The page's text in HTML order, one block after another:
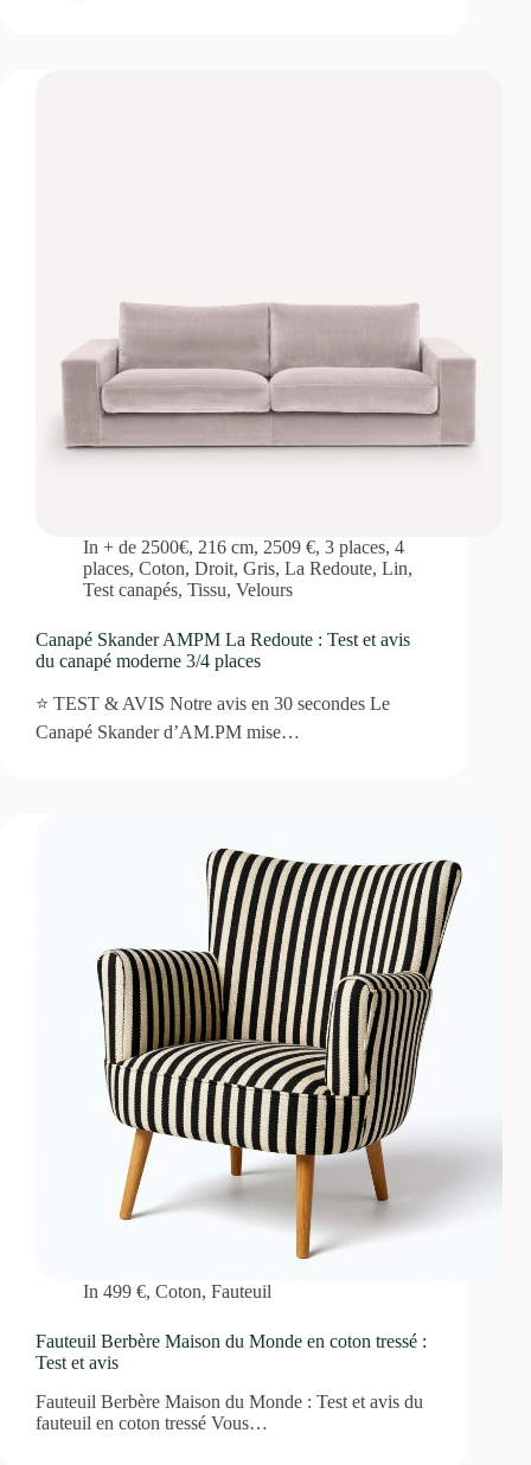
In + de 2500€, 216 cm, 2509 €,3 places,4
places, Coton, Droit, Gris, La Redoute, Lin,
Test canapés, Tissu, Velours
Canapé Skander AMPM La Redoute : Test et avis
du canapé moderne 3/4 places
⭐ TEST & AVIS Notre avis en 30 secondes Le
Canapé Skander d’AM.PM mise…
In 499 €,Coton,Fauteuil
Fauteuil Berbère Maison du Monde en coton tressé :
Test et avis
Fauteuil Berbère Maison du Monde : Test et avis du
fauteuil en coton tressé Vous…